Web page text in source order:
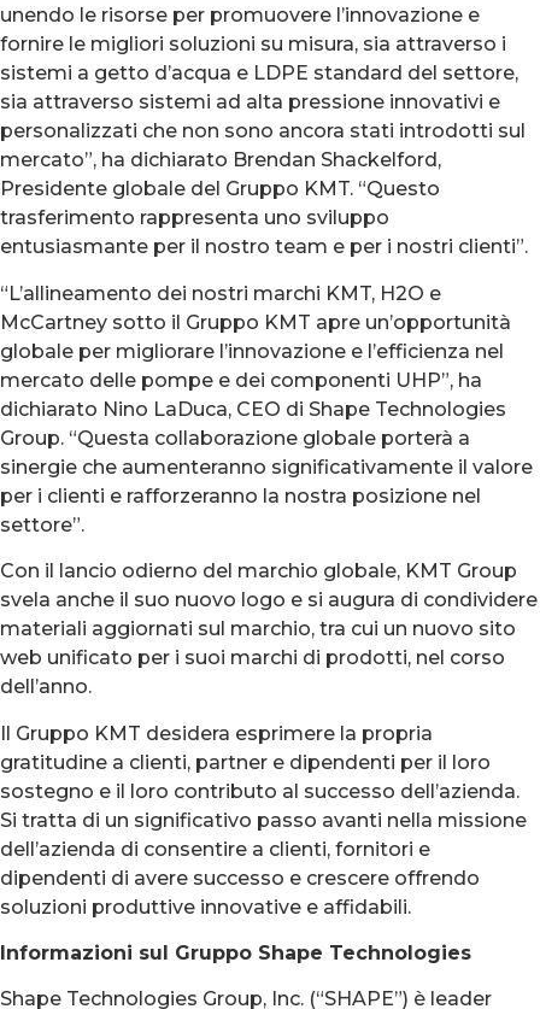
unendo le risorse per promuovere l’innovazione e
fornire le migliori soluzioni su misura, sia attraverso i
sistemi a getto d’acqua e LDPE standard del settore,
sia attraverso sistemi ad alta pressione innovativi e
personalizzati che non sono ancora stati introdotti sul
mercato”, ha dichiarato Brendan Shackelford,
Presidente globale del Gruppo KMT. “Questo
trasferimento rappresenta uno sviluppo
entusiasmante per il nostro team e per i nostri clienti”.
“L’allineamento dei nostri marchi KMT, H2O e
McCartney sotto il Gruppo KMT apre un’opportunità
globale per migliorare l’innovazione e l’efficienza nel
mercato delle pompe e dei componenti UHP”, ha
dichiarato Nino LaDuca, CEO di Shape Technologies
Group. “Questa collaborazione globale porterà a
sinergie che aumenteranno significativamente il valore
per i clienti e rafforzeranno la nostra posizione nel
settore”.
Con il lancio odierno del marchio globale, KMT Group
svela anche il suo nuovo logo e si augura di condividere
materiali aggiornati sul marchio, tra cui un nuovo sito
web unificato per i suoi marchi di prodotti, nel corso
dell’anno.
Il Gruppo KMT desidera esprimere la propria
gratitudine a clienti, partner e dipendenti per il loro
sostegno e il loro contributo al successo dell’azienda.
Si tratta di un significativo passo avanti nella missione
dell’azienda di consentire a clienti, fornitori e
dipendenti di avere successo e crescere offrendo
soluzioni produttive innovative e affidabili.
Informazioni sul Gruppo Shape Technologies
Shape Technologies Group, Inc. (“SHAPE”) è leader